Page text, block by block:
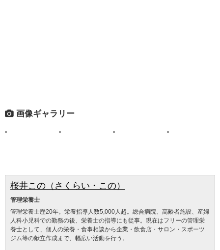
画像ギャラリー
桜井この（さくらい・この）
管理栄養士
管理栄養士歷20年。栄養指導人数5,000人超。総合病院、高齢者施設、産婦
人科小児科での勤務の後、栄養士の指導にも従事。現在はフリーの管理栄
養士として、個人の栄養・食事相談から企業・飲食店・サロン・スポーツ
ジム等の献立作成まで、幅広い活動を行う。